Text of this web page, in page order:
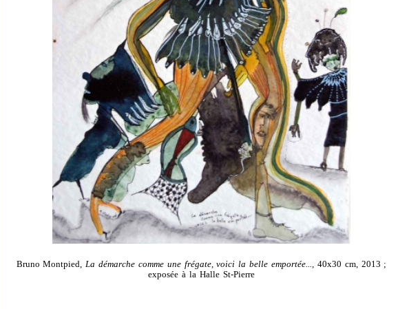
Bruno Montpied,La démarche comme une frégate, voici la belle emportée..., 40x30 cm, 2013 ;
exposée à la Halle St-Pierre